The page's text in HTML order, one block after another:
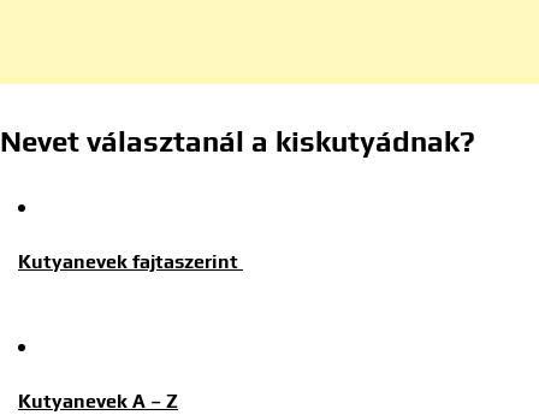
Nevet választanál a kiskutyádnak?
Kutyanevek fajtaszerint
Kutyanevek A – Z